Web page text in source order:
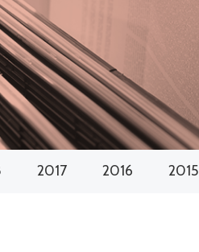
2017 2016 2015